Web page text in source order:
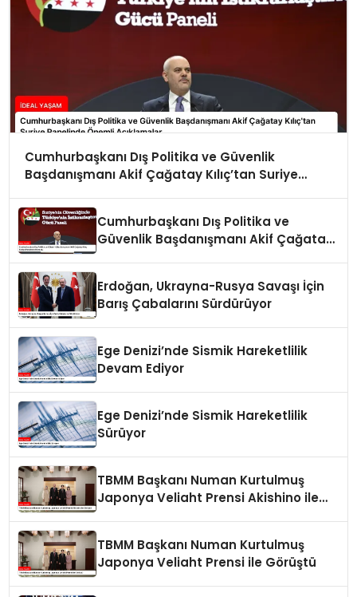
Cumhurbaşkanı Dış Politika ve Güvenlik
Başdanışmanı Akif Çağatay Kılıç’tan Suriye
Cumhurbaşkanı Dış Politika ve
Güvenlik Başdanışmanı Akif Çağatay
Erdoğan, Ukrayna-Rusya Savaşı İçin
Barış Çabalarını Sürdürüyor
Ege Denizi’nde Sismik Hareketlilik
Devam Ediyor
Ege Denizi’nde Sismik Hareketlilik
Sürüyor
TBMM Başkanı Numan Kurtulmuş
Japonya Veliaht Prensi Akishino ile
TBMM Başkanı Numan Kurtulmuş
Japonya Veliaht Prensi ile Görüştü